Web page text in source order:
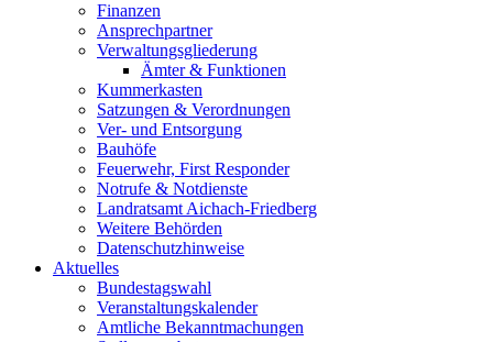
Finanzen
Ansprechpartner
Verwaltungsgliederung
Ämter & Funktionen
Kummerkasten
Satzungen & Verordnungen
Ver- und Entsorgung
Bauhöfe
Feuerwehr, First Responder
Notrufe & Notdienste
Landratsamt Aichach-Friedberg
Weitere Behörden
Datenschutzhinweise
Aktuelles
Bundestagswahl
Veranstaltungskalender
Amtliche Bekanntmachungen